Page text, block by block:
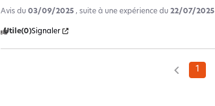
Avis du03/09/2025 , suite à une expérience du22/07/2025
Utile(0)Signaler
1